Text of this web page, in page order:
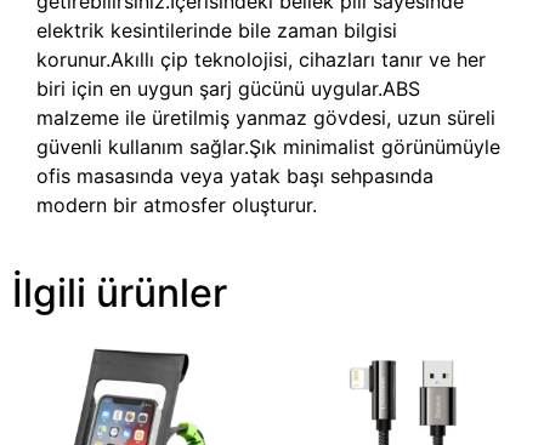
elektrik kesintilerinde bile zaman bilgisi
korunur.Akıllı çip teknolojisi, cihazları tanır ve her
biri için en uygun şarj gücünü uygular.ABS
malzeme ile üretilmiş yanmaz gövdesi, uzun süreli
güvenli kullanım sağlar.Şık minimalist görünümüyle
ofis masasında veya yatak başı sehpasında
modern bir atmosfer oluşturur.
İlgili ürünler